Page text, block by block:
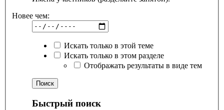
Новее чем:
Искать только в этой теме
Искать только в этом разделе
Отображать результаты в виде тем
Быстрый поиск